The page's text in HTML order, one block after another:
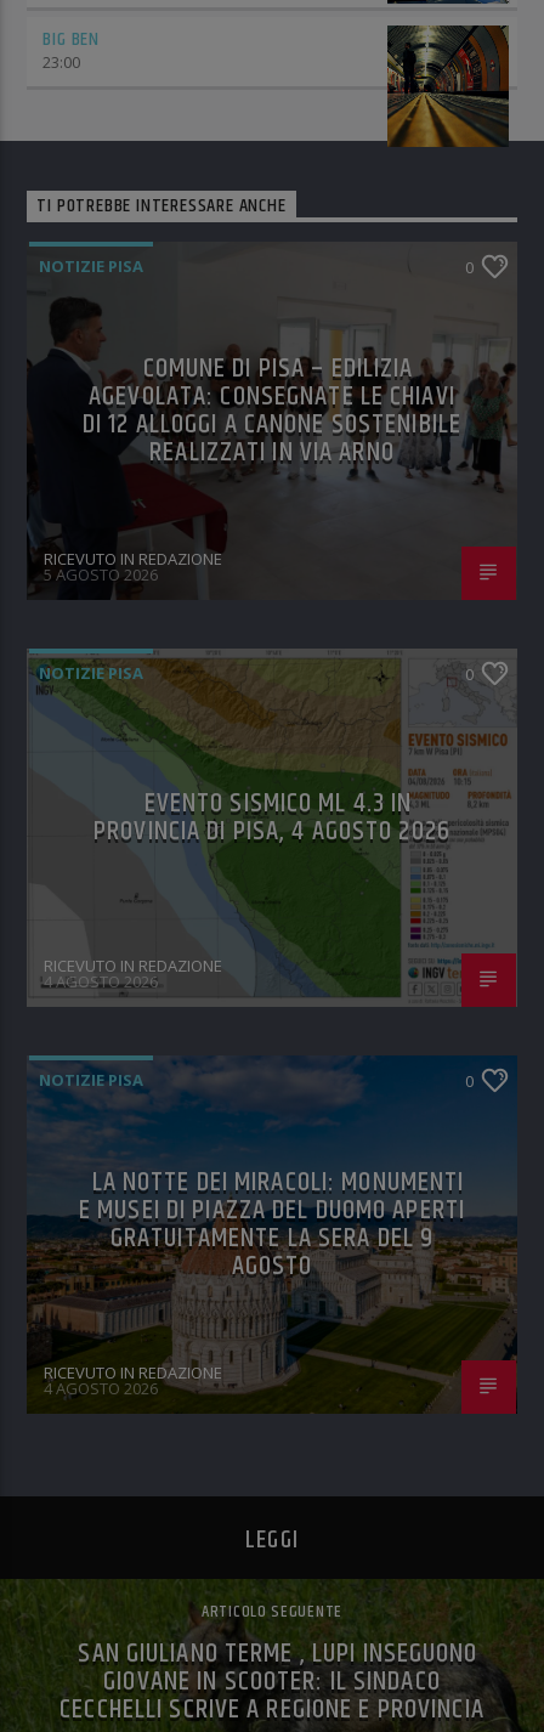
BIG BEN
23:00
TI POTREBBE INTERESSARE ANCHE
NOTIZIE PISA 0
COMUNE DI PISA – EDILIZIA
AGEVOLATA: CONSEGNATE LE CHIAVI
DI 12 ALLOGGI A CANONE SOSTENIBILE
REALIZZATI IN VIA ARNO
RICEVUTO IN REDAZIONE
5 AGOSTO 2026
NOTIZIE PISA 0
EVENTO SISMICO ML 4.3 IN
PROVINCIA DI PISA, 4 AGOSTO 2026
RICEVUTO IN REDAZIONE
4 AGOSTO 2026
NOTIZIE PISA 0
LA NOTTE DEI MIRACOLI: MONUMENTI
E MUSEI DI PIAZZA DEL DUOMO APERTI
GRATUITAMENTE LA SERA DEL 9
AGOSTO
RICEVUTO IN REDAZIONE
4 AGOSTO 2026
LEGGI
ARTICOLO SEGUENTE
SAN GIULIANO TERME , LUPI INSEGUONO
GIOVANE IN SCOOTER: IL SINDACO
CECCHELLI SCRIVE A REGIONE E PROVINCIA